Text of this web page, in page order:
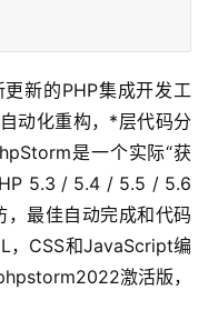
新的PHP集成开发工
动化重构，*层代码分
是一个实际“获
5.3 / 5.4 / 5.5 / 5.6
，最佳自动完成和代码
，CSS和JavaScript编
激活版，